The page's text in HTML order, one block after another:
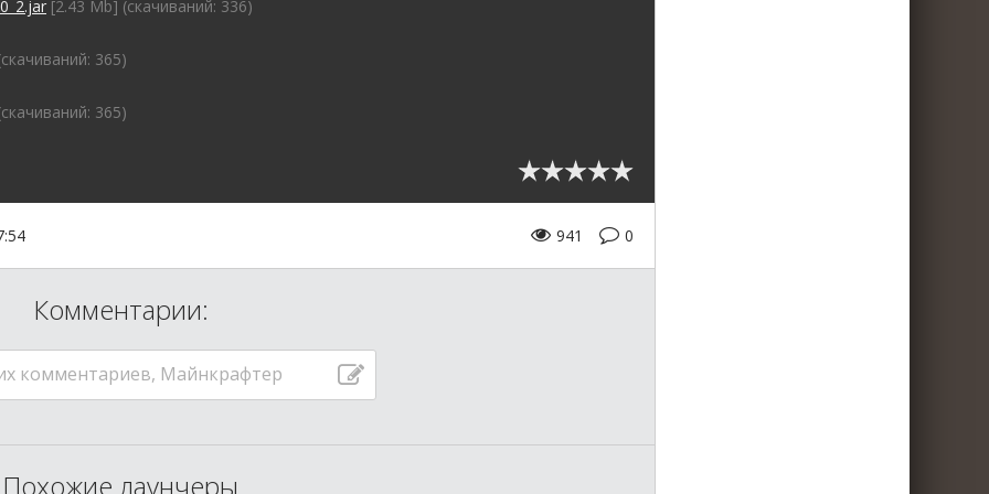
[2.43 Mb] (cкачиваний: 336)
365)
365)
0
941
Комментарии:
комментариев, Майнкрафтер
Похожие лаунчеры